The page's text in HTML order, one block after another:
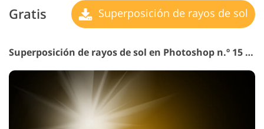
Gratis Superposición de rayos de sol
Superposición de rayos de sol en Photoshop n.º 15 "Star"